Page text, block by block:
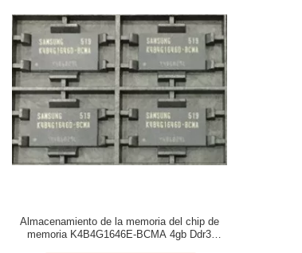
Almacenamiento de la memoria del chip de
memoria K4B4G1646E-BCMA 4gb Ddr3